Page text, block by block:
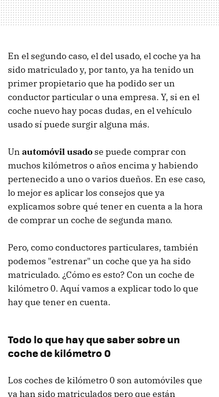
En el segundo caso, el del usado, el coche ya ha
sido matriculado y, por tanto, ya ha tenido un
primer propietario que ha podido ser un
conductor particular o una empresa. Y, si en el
coche nuevo hay pocas dudas, en el vehículo
usado sí puede surgir alguna más.
Un automóvil usado se puede comprar con
muchos kilómetros o años encima y habiendo
pertenecido a uno o varios dueños. En ese caso,
lo mejor es aplicar los consejos que ya
explicamos sobre qué tener en cuenta a la hora
de comprar un coche de segunda mano.
Pero, como conductores particulares, también
podemos "estrenar" un coche que ya ha sido
matriculado. ¿Cómo es esto? Con un coche de
kilómetro 0. Aquí vamos a explicar todo lo que
hay que tener en cuenta.
Todo lo que hay que saber sobre un
coche de kilómetro 0
Los coches de kilómetro 0 son automóviles que
ya han sido matriculados pero que están